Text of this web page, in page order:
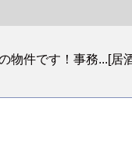
物件です！事務...[居